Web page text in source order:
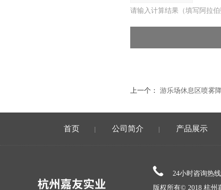
请输入计算结果（填写阿拉
上一个： 游乐场休息区喷雾
首页 公司简介 产品展示
24小时咨询热
版权所有© 2018 杭州